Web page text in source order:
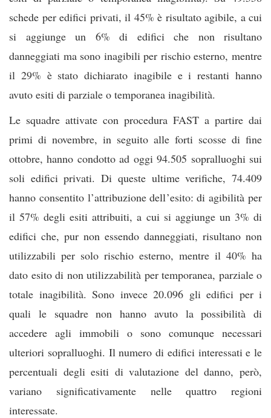
schede per edifici privati, il 45% è risultato agibile, a cui
si aggiunge un 6% di edifici che non risultano
danneggiati ma sono inagibili per rischio esterno, mentre
il 29% è stato dichiarato inagibile e i restanti hanno
avuto esiti di parziale o temporanea inagibilità.
Le squadre attivate con procedura FAST a partire dai
primi di novembre, in seguito alle forti scosse di fine
ottobre, hanno condotto ad oggi 94.505 sopralluoghi sui
soli edifici privati. Di queste ultime verifiche, 74.409
hanno consentito l’attribuzione dell’esito: di agibilità per
il 57% degli esiti attribuiti, a cui si aggiunge un 3% di
edifici che, pur non essendo danneggiati, risultano non
utilizzabili per solo rischio esterno, mentre il 40% ha
dato esito di non utilizzabilità per temporanea, parziale o
totale inagibilità. Sono invece 20.096 gli edifici per i
quali le squadre non hanno avuto la possibilità di
accedere agli immobili o sono comunque necessari
ulteriori sopralluoghi. Il numero di edifici interessati e le
percentuali degli esiti di valutazione del danno, però,
variano significativamente nelle quattro regioni
interessate.